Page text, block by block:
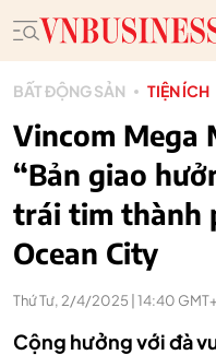
BẤT ĐỘNG SẢN TIỆN ÍCH
Vincom Mega
“Bản giao
trái tim thành
Ocean City
Thứ Tư, 2/4/2025 | 14:40
Cộng hưởng với đà